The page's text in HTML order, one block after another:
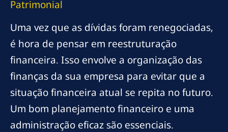
Patrimonial
Uma vez que as dívidas foram renegociadas,
é hora de pensar em reestruturação
financeira. Isso envolve a organização das
finanças da sua empresa para evitar que a
situação financeira atual se repita no futuro.
Um bom planejamento financeiro e uma
administração eficaz são essenciais.